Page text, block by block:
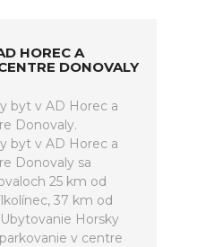
HOREC A
DONOVALY
byt v AD Horec a
Donovaly.
byt v AD Horec a
Donovaly sa
25 km od
37 km od
Horsky
v centre